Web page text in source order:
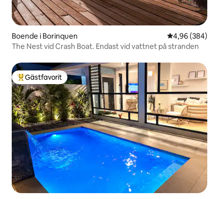
Boende i Borinquen 4,96 av 5 i
4,96 (384)
The Nest vid Crash Boat. Endast vid vattnet på stranden
Populär gästfavorit
Gästfavorit